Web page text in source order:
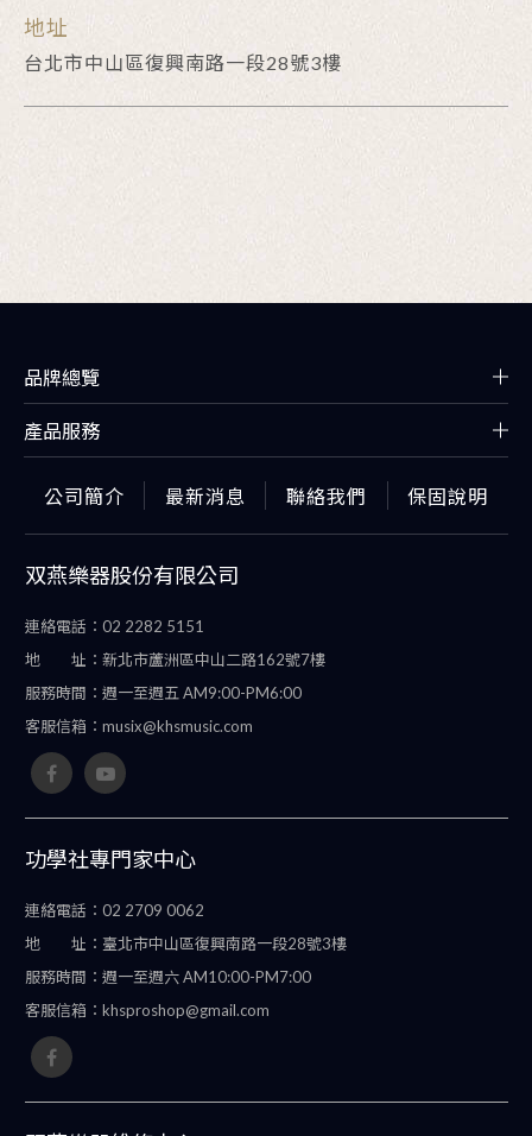
地址
台北市中山區復興南路一段28號3樓
品牌總覽
產品服務
公司簡介 最新消息 聯絡我們 保固說明
双燕樂器股份有限公司
連絡電話： 02 2282 5151
地 址： 新北市蘆洲區中山二路162號7樓
服務時間： 週一至週五 AM9:00-PM6:00
客服信箱： musix@khsmusic.com
功學社專門家中心
連絡電話： 02 2709 0062
地 址： 臺北市中山區復興南路一段28號3樓
服務時間： 週一至週六 AM10:00-PM7:00
客服信箱： khsproshop@gmail.com